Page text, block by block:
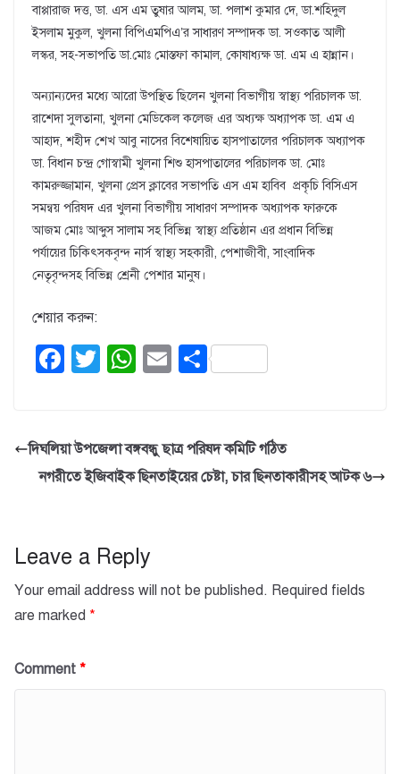
বাপ্পারাজ দত্ত, ডা. এস এম তুষার আলম, ডা. পলাশ কুমার দে, ডা.শহিদুল
ইসলাম মুকুল, খুলনা বিপিএমপিএ’র সাধারণ সম্পাদক ডা. সওকাত আলী
লস্কর, সহ-সভাপতি ডা.মোঃ মোস্তফা কামাল, কোষাধ্যক্ষ ডা. এম এ হান্নান।
অন্যান্যদের মধ্যে আরো উপস্থিত ছিলেন খুলনা বিভাগীয় স্বাস্থ্য পরিচালক ডা.
রাশেদা সুলতানা, খুলনা মেডিকেল কলেজ এর অধ্যক্ষ অধ্যাপক ডা. এম এ
আহাদ, শহীদ শেখ আবু নাসের বিশেষায়িত হাসপাতালের পরিচালক অধ্যাপক
ডা. বিধান চন্দ্র গোস্বামী খুলনা শিশু হাসপাতালের পরিচালক ডা. মোঃ
কামরুজ্জামান, খুলনা প্রেস ক্লাবের সভাপতি এস এম হাবিব প্রকৃচি বিসিএস
সমন্বয় পরিষদ এর খুলনা বিভাগীয় সাধারণ সম্পাদক অধ্যাপক ফারুকে
আজম মোঃ আব্দুস সালাম সহ বিভিন্ন স্বাস্থ্য প্রতিষ্ঠান এর প্রধান বিভিন্ন
পর্যায়ের চিকিৎসকবৃন্দ নার্স স্বাস্থ্য সহকারী, পেশাজীবী, সাংবাদিক
নেতৃবৃন্দসহ বিভিন্ন শ্রেনী পেশার মানুষ।
শেয়ার করুন:
F
e
b
k
T
er
W
s
A
E S
e
দিঘলিয়া উপজেলা বঙ্গবন্ধু ছাত্র পরিষদ কমিটি গঠিত
নগরীতে ইজিবাইক ছিনতাইয়ের চেষ্টা, চার ছিনতাকারীসহ আটক ৬
Leave a Reply
Your email address will not be published. Required fields
are marked *
Comment *